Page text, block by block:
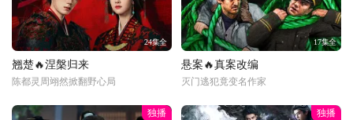
24集全
翘楚🔥涅槃归来
陈都灵周翊然掀翻野心局
17集全
悬案🔥真案改编
灭门逃犯竟变名作家
独播 独播